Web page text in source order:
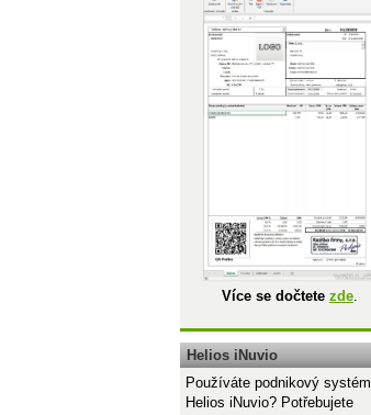
Více se dočtete zde.
Helios iNuvio
Používáte podnikový systém
Helios iNuvio? Potřebujete